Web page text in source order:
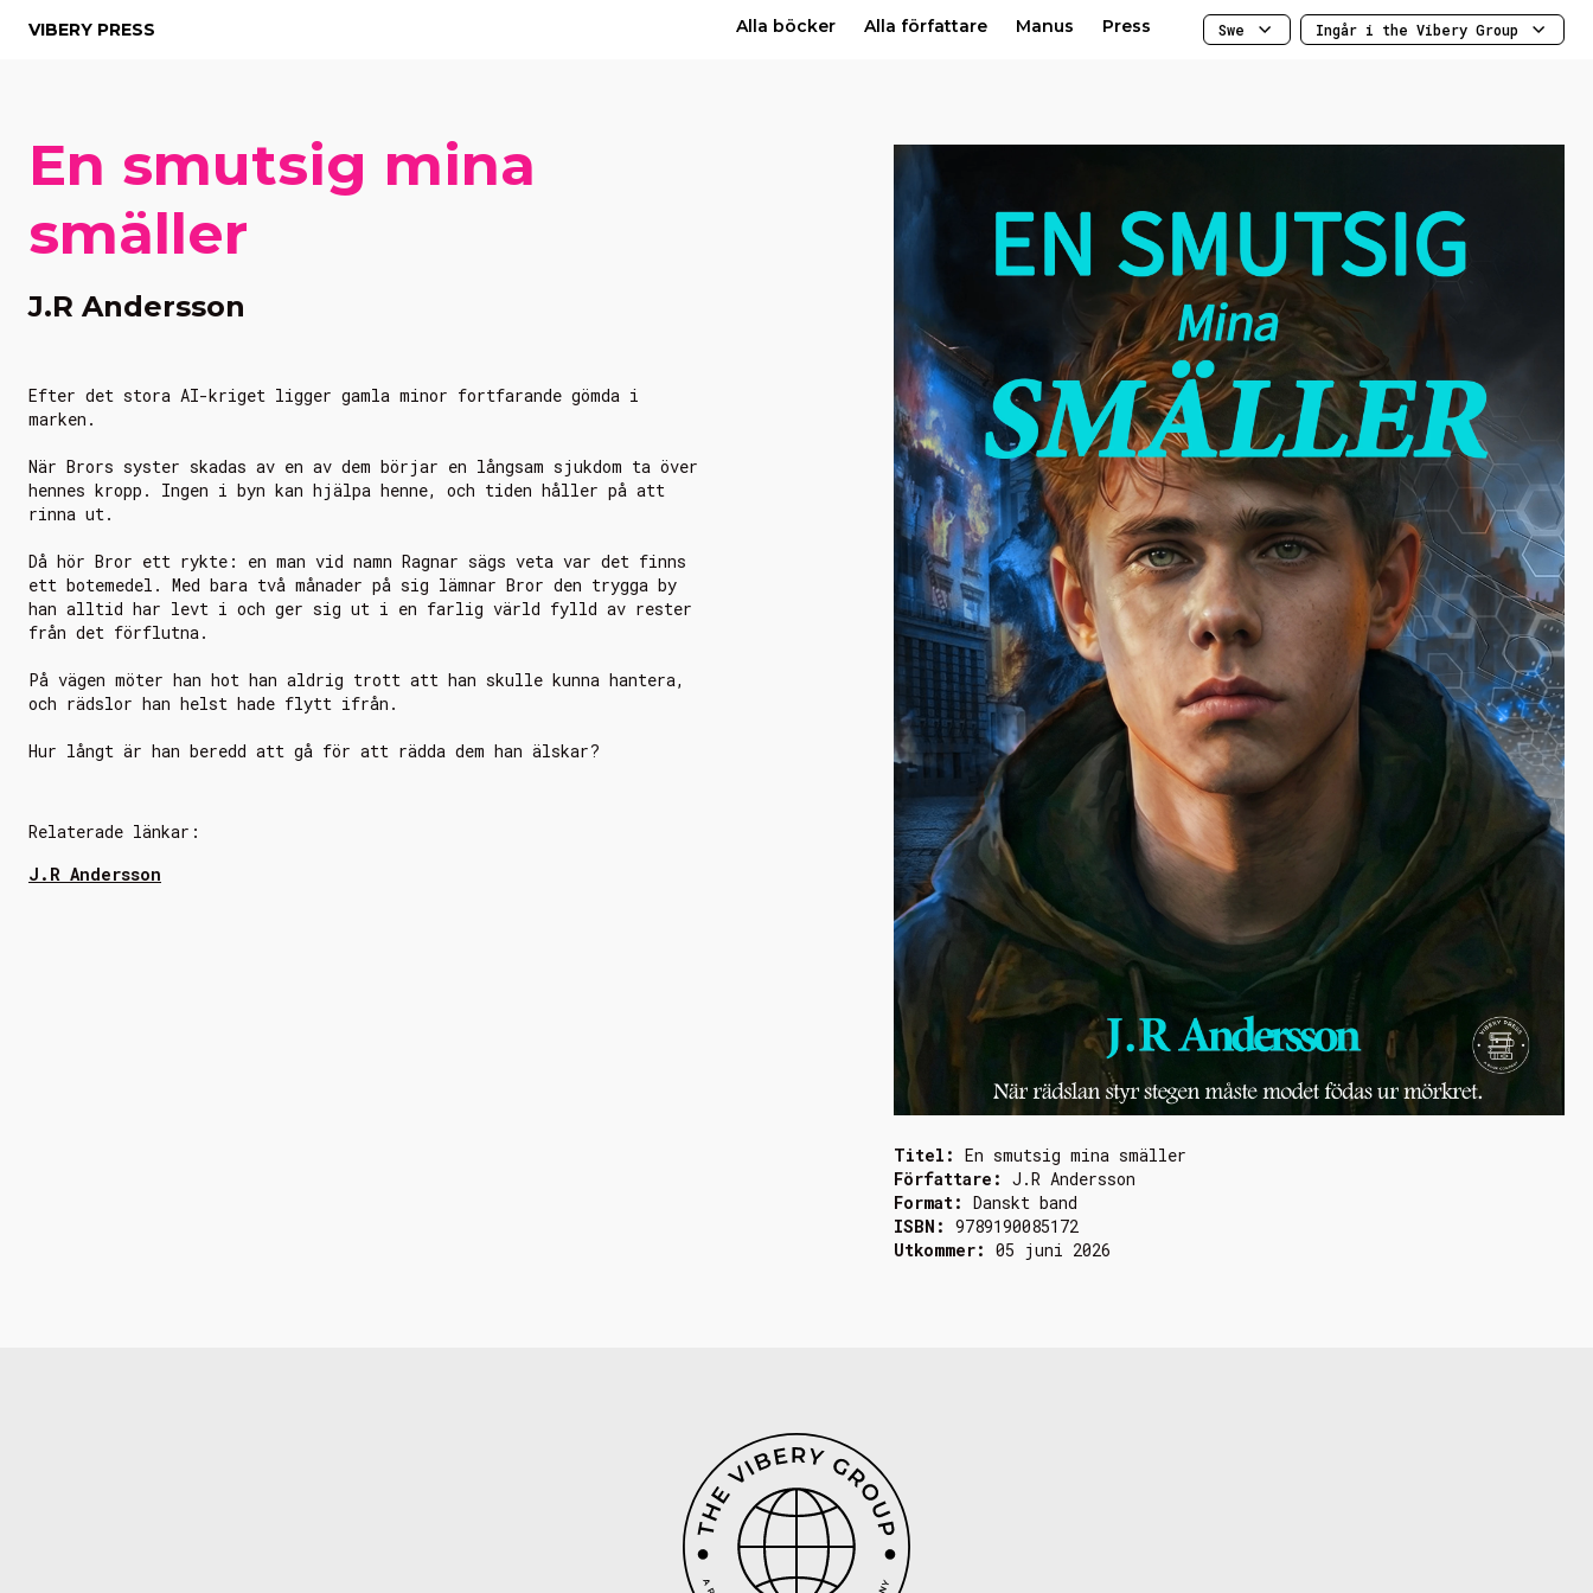
VIBERY PRESS Alla böcker Alla författare Manus Press Swe Ingår i the Vibery Group
En smutsig mina
smäller
J.R Andersson
Efter det stora AI-kriget ligger gamla minor fortfarande gömda i
marken.
När Brors syster skadas av en av dem börjar en långsam sjukdom ta över
hennes kropp. Ingen i byn kan hjälpa henne, och tiden håller på att
rinna ut.
Då hör Bror ett rykte: en man vid namn Ragnar sägs veta var det finns
ett botemedel. Med bara två månader på sig lämnar Bror den trygga by
han alltid har levt i och ger sig ut i en farlig värld fylld av rester
från det förflutna.
På vägen möter han hot han aldrig trott att han skulle kunna hantera,
och rädslor han helst hade flytt ifrån.
Hur långt är han beredd att gå för att rädda dem han älskar?
Relaterade länkar:
J.R Andersson
Titel: En smutsig mina smäller
Författare: J.R Andersson
Format: Danskt band
ISBN: 9789190085172
Utkommer: 05 juni 2026